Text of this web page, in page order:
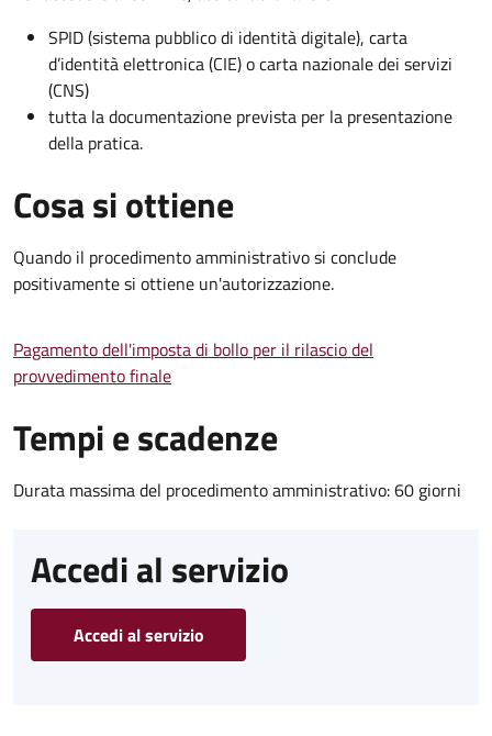
SPID (sistema pubblico di identità digitale), carta
d’identità elettronica (CIE) o carta nazionale dei servizi
(CNS)
tutta la documentazione prevista per la presentazione
della pratica.
Cosa si ottiene
Quando il procedimento amministrativo si conclude
positivamente si ottiene un'autorizzazione.
Pagamento dell'imposta di bollo per il rilascio del
provvedimento finale
Tempi e scadenze
Durata massima del procedimento amministrativo: 60 giorni
Accedi al servizio
Accedi al servizio